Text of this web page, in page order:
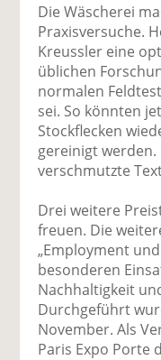
Die Wäscherei
Praxisversuche.
Kreussler eine
üblichen
normalen
sei. So könnten
Stockflecken
gereinigt
verschmutzte
Drei weitere
freuen. Die
„Employment
besonderen
Nachhaltigkeit
Durchgeführt
November. Als
Paris Expo Porte